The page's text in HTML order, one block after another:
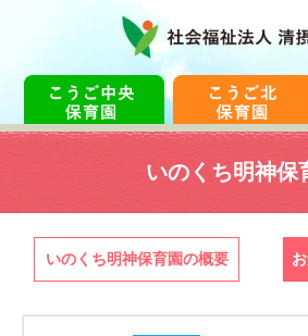
いのくち明神保
いのくち明神保育園の概要